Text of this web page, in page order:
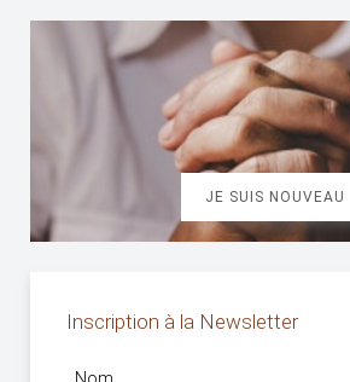
JE SUIS NOUVEAU
Inscription à la Newsletter